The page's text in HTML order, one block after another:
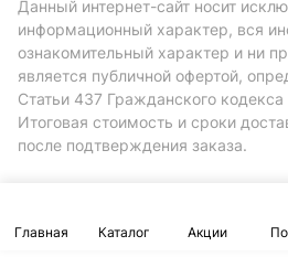
Главная Каталог Акции
Данный интернет-сайт носит
информационный характер, вся
ознакомительный характер и ни
является публичной офертой,
Статьи 437 Гражданского
Итоговая стоимость и сроки
после подтверждения заказа.